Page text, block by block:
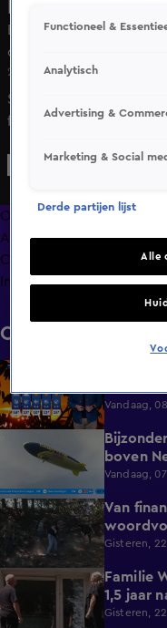
Einde van Nederland
omvallen door verlies
29 nov 2024, 22:43
Sportverenigingen in
financiële druk. Onder
verenigingen kopje
voortbestaan.
Overzicht
Afleveringen
Clips
Info
Clips
1:45
Kwik
Vandaag,
0:52
boven
Vandaag,
2:14
Van
nieuwe
Gisteren,
2:10
Familie
1,5 jaar
zicht op
Gisteren,
Functioneel &
Analytisch
Advertising &
Marketing & Social
Derde partijen lijst
Alle